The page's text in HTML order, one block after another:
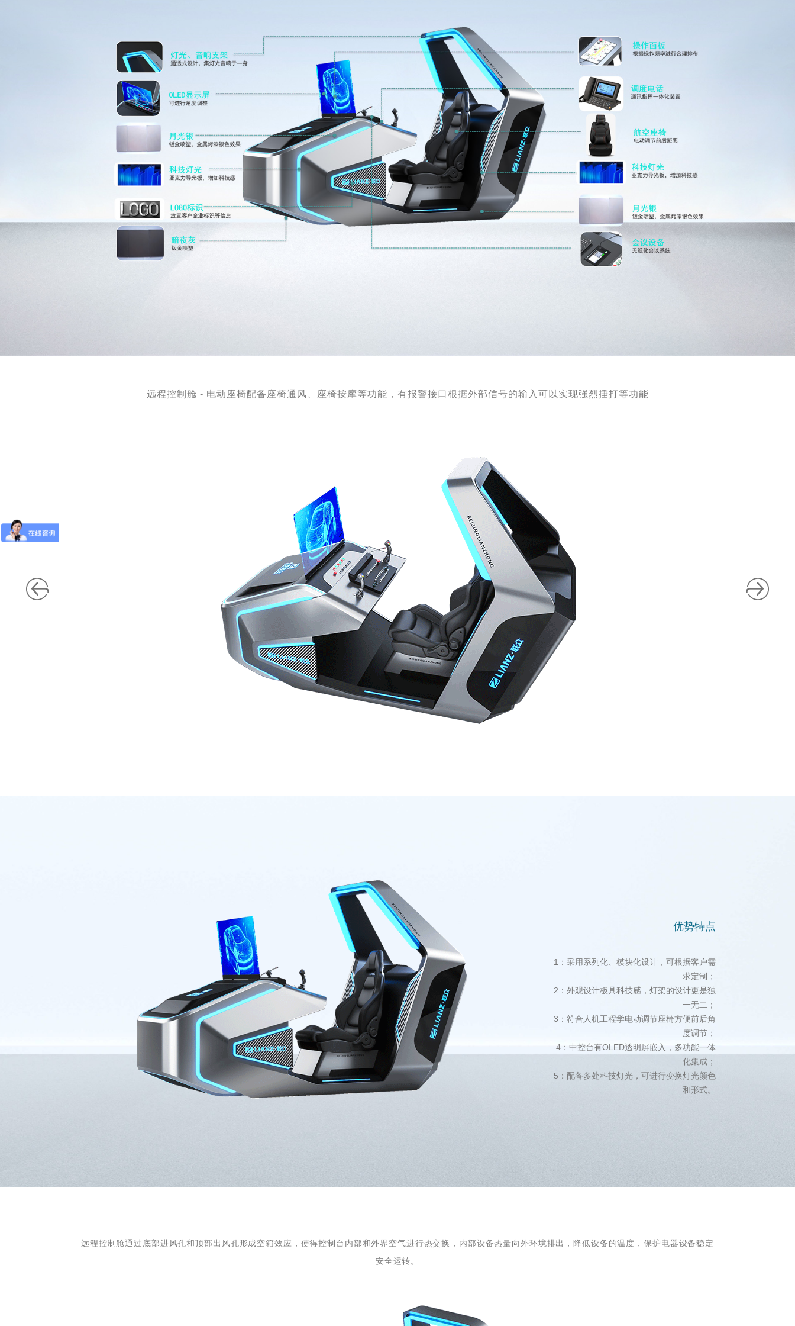
远程控制舱 - 电动座椅配备座椅通风、座椅按摩等功能，有报警接口根据外部信号的输入可以实现强烈捶打等功能
优势特点
1：采用系列化、模块化设计，可根据客户需
求定制；
2：外观设计极具科技感，灯架的设计更是独
一无二；
3：符合人机工程学电动调节座椅方便前后角
度调节；
4：中控台有OLED透明屏嵌入，多功能一体
化集成；
5：配备多处科技灯光，可进行变换灯光颜色
和形式。
远程控制舱通过底部进风孔和顶部出风孔形成空箱效应，使得控制台内部和外界空气进行热交换，内部设备热量向外环境排出，降低设备的温度，保护电器设备稳定
安全运转。